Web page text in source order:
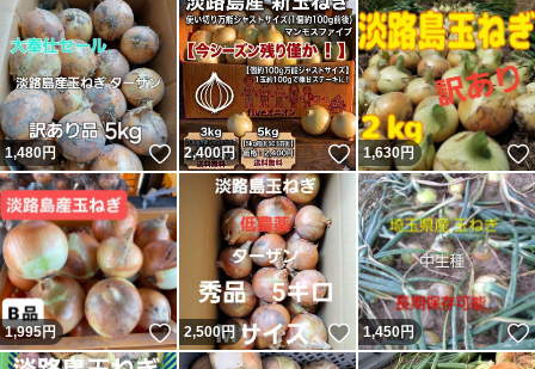
1,480円 いいね！
2,400円 いいね！
1,630円
1,995円 いいね！
2,500円 いいね！
1,450円